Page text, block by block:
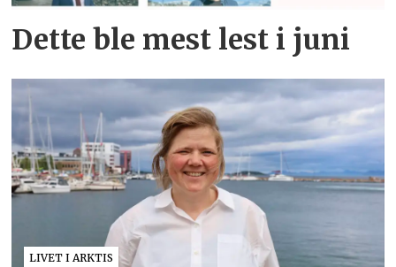
Dette ble mest lest i juni
LIVET I ARKTIS